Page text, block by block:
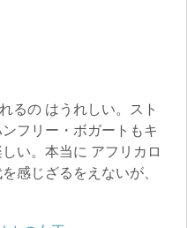
るの はうれしい。スト
フリー・ボガートもキ
い。本当に アフリカロ
感じざるをえないが、